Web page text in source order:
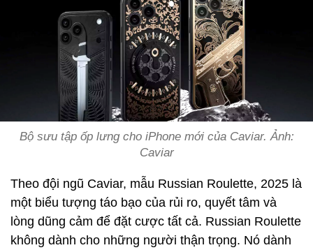
Bộ sưu tập ốp lưng cho iPhone mới của Caviar. Ảnh:
Caviar
Theo đội ngũ Caviar, mẫu Russian Roulette, 2025 là
một biểu tượng táo bạo của rủi ro, quyết tâm và
lòng dũng cảm để đặt cược tất cả. Russian Roulette
không dành cho những người thận trọng. Nó dành